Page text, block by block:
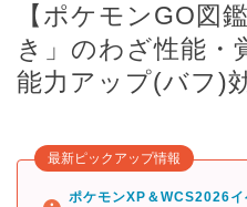
【ポケモンGO図
き」のわざ性能・
能力アップ(バフ)
最新ピックアップ情報
ポケモンXP＆WCS2026